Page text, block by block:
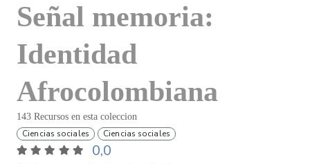
Señal memoria:
Identidad
Afrocolombiana
143 Recursos en esta coleccion
Ciencias sociales Ciencias sociales
0,0